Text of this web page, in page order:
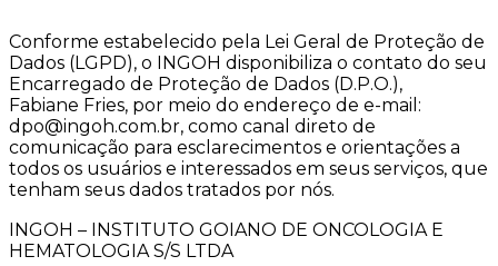
Conforme estabelecido pela Lei Geral de Proteção de
Dados (LGPD), o INGOH disponibiliza o contato do seu
Encarregado de Proteção de Dados (D.P.O.),
Fabiane Fries, por meio do endereço de e-mail:
dpo@ingoh.com.br, como canal direto de
comunicação para esclarecimentos e orientações a
todos os usuários e interessados em seus serviços, que
tenham seus dados tratados por nós.
INGOH – INSTITUTO GOIANO DE ONCOLOGIA E
HEMATOLOGIA S/S LTDA